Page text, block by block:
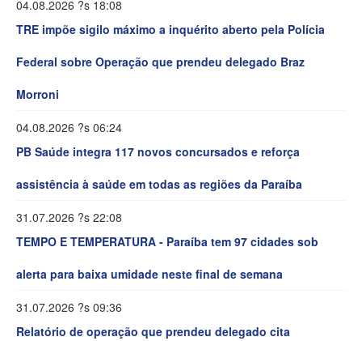
04.08.2026 ?s 18:08
TRE impõe sigilo máximo a inquérito aberto pela Polícia
Federal sobre Operação que prendeu delegado Braz
Morroni
04.08.2026 ?s 06:24
PB Saúde integra 117 novos concursados e reforça
assistência à saúde em todas as regiões da Paraíba
31.07.2026 ?s 22:08
TEMPO E TEMPERATURA - Paraíba tem 97 cidades sob
alerta para baixa umidade neste final de semana
31.07.2026 ?s 09:36
Relatório de operação que prendeu delegado cita